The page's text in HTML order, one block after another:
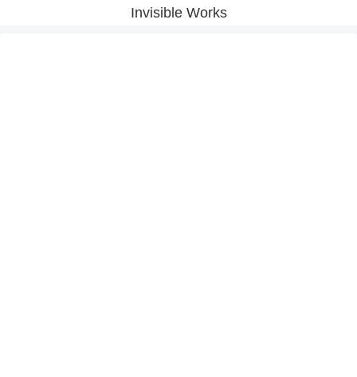
Invisible Works